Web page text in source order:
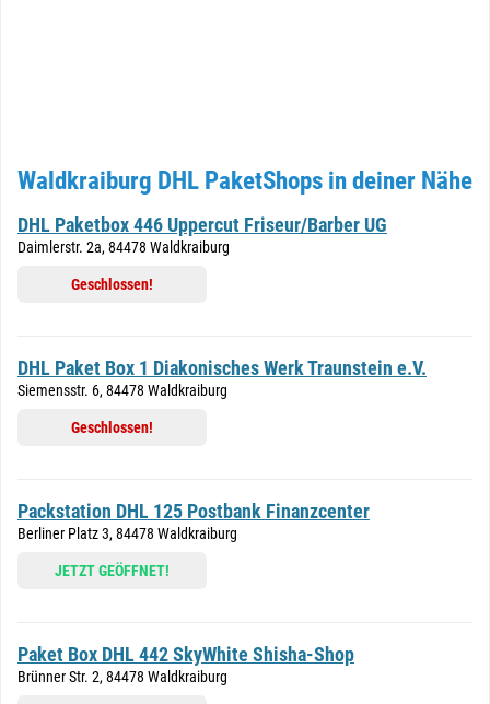
Waldkraiburg DHL PaketShops in deiner Nähe
DHL Paketbox 446 Uppercut Friseur/Barber UG
Daimlerstr. 2a, 84478 Waldkraiburg
Geschlossen!
DHL Paket Box 1 Diakonisches Werk Traunstein e.V.
Siemensstr. 6, 84478 Waldkraiburg
Geschlossen!
Packstation DHL 125 Postbank Finanzcenter
Berliner Platz 3, 84478 Waldkraiburg
JETZT GEÖFFNET!
Paket Box DHL 442 SkyWhite Shisha-Shop
Brünner Str. 2, 84478 Waldkraiburg